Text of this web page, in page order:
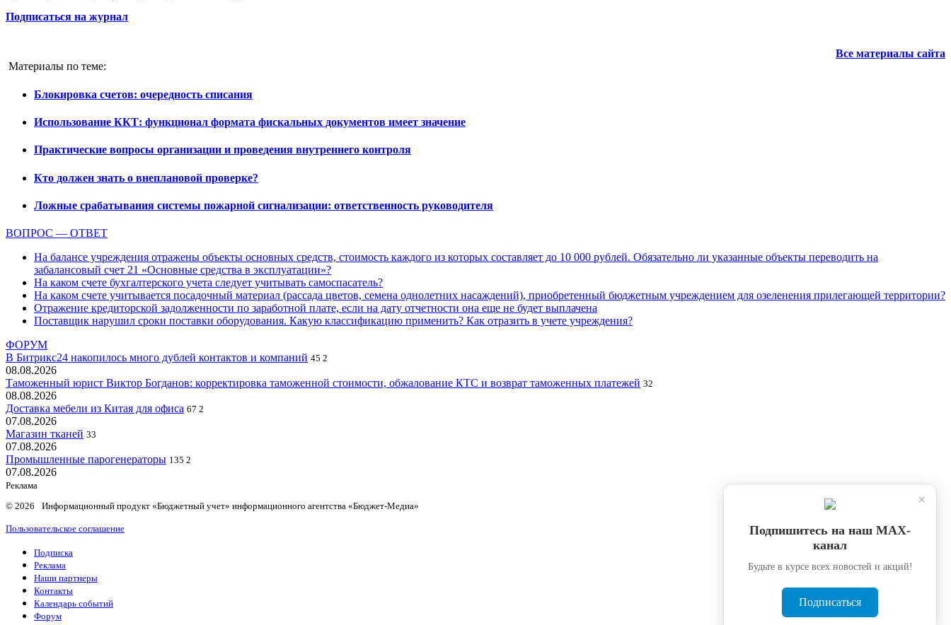
Подписаться на журнал
Все материалы сайта
Материалы по теме:
Блокировка счетов: очередность списания
Использование ККТ: функционал формата фискальных документов имеет значение
Практические вопросы организации и проведения внутреннего контроля
Кто должен знать о внеплановой проверке?
Ложные срабатывания системы пожарной сигнализации: ответственность руководителя
ВОПРОС — ОТВЕТ
На балансе учреждения отражены объекты основных средств, стоимость каждого из которых составляет до 10 000 рублей. Обязательно ли указанные объекты переводить на
забалансовый счет 21 «Основные средства в эксплуатации»?
На каком счете бухгалтерского учета следует учитывать самоспасатель?
На каком счете учитывается посадочный материал (рассада цветов, семена однолетних насаждений), приобретенный бюджетным учреждением для озеленения прилегающей территории?
Отражение кредиторской задолженности по заработной плате, если на дату отчетности она еще не будет выплачена
Поставщик нарушил сроки поставки оборудования. Какую классификацию применить? Как отразить в учете учреждения?
ФОРУМ
В Битрикс24 накопилось много дублей контактов и компаний 45 2
08.08.2026
Таможенный юрист Виктор Богданов: корректировка таможенной стоимости, обжалование КТС и возврат таможенных платежей 32
08.08.2026
Доставка мебели из Китая для офиса 67 2
07.08.2026
Магазин тканей 33
07.08.2026
Промышленные парогенераторы 135 2
07.08.2026
Реклама
© 2026 Информационный продукт «Бюджетный учет» информационного агентства «Бюджет-Медиа»
Пользовательское соглашение
Подписка
Реклама
Наши партнеры
Контакты
Календарь событий
Форум
×
Подпишитесь на наш МАХ-
канал
Будьте в курсе всех новостей и акций!
Подписаться